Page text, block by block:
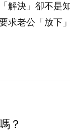
解決」卻不是
求老公「放下
？